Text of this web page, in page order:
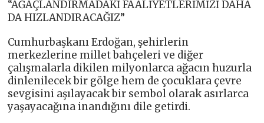
“AĞAÇLANDIRMADAKİ FAALİYETLERİMİZİ DAHA
DA HIZLANDIRACAĞIZ”
Cumhurbaşkanı Erdoğan, şehirlerin
merkezlerine millet bahçeleri ve diğer
çalışmalarla dikilen milyonlarca ağacın huzurla
dinlenilecek bir gölge hem de çocuklara çevre
sevgisini aşılayacak bir sembol olarak asırlarca
yaşayacağına inandığını dile getirdi.